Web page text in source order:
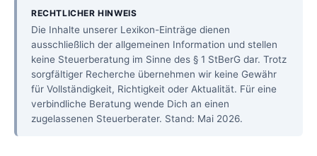
RECHTLICHER HINWEIS
Die Inhalte unserer Lexikon-Einträge dienen
ausschließlich der allgemeinen Information und stellen
keine Steuerberatung im Sinne des § 1 StBerG dar. Trotz
sorgfältiger Recherche übernehmen wir keine Gewähr
für Vollständigkeit, Richtigkeit oder Aktualität. Für eine
verbindliche Beratung wende Dich an einen
zugelassenen Steuerberater. Stand: Mai 2026.